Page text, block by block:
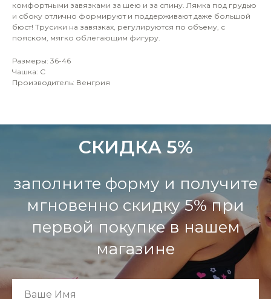
комфортными завязками за шею и за спину. Лямка под грудью
и сбоку отлично формируют и поддерживают даже большой
бюст! Трусики на завязках, регулируются по объему, с
пояском, мягко облегающим фигуру.
Размеры: 36-46
Чашка: C
Производитель: Венгрия
СКИДКА 5%
заполните форму и получите
мгновенно скидку 5% при
первой покупке в нашем
магазине